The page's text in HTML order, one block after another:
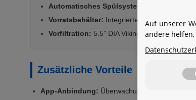
Automatisches Spülsystem:
Periodische
Vorratsbehälter: Integrierter 80-Liter-
Vorfiltration: 5.5” DIA Viking Vorfilter mit
Zusätzliche Vorteile
App-Anbindung: Überwachung und
Auf unserer
andere